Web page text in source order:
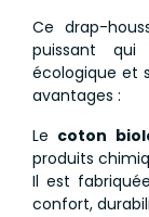
Ce drap-
puissant
écologique et
avantages :
Le coton
produits
Il est
confort,